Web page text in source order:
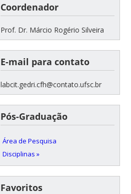
Coordenador
Prof. Dr. Márcio Rogério Silveira
E-mail para contato
labcit.gedri.cfh@contato.ufsc.br
Pós-Graduação
Área de Pesquisa
Disciplinas »
Favoritos